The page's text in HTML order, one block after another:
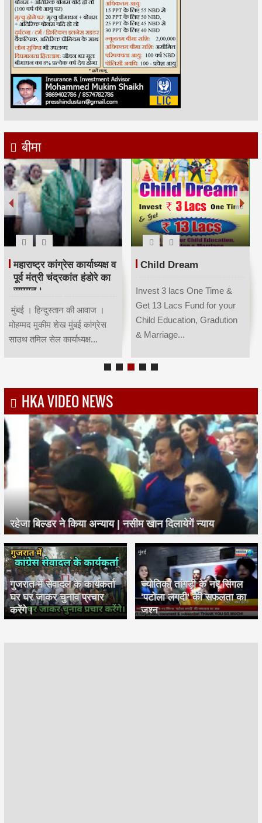
बीमा
महाराष्ट्र कांग्रेस कार्याध्यक्ष व
पूर्व मंत्री चंद्रकांत हंडोरे का
सम्मान।
मुंबई । हिन्दुस्तान की आवाज ।
मोहम्मद मुकीम शेख मुंबई कांग्रेस
साउथ तमिल सेल कार्याध्यक्ष...
Child Dream
Invest 3 lacs One Time &
Get 13 Lacs Fund for your
Child Education, Gradution
& Marriage...
HKA VIDEO NEWS
रहेजा बिल्डर ने किया अन्याय | नसीम खान दिलायेगें न्याय
गुजरात में सेवादल के कार्यकर्ता
घर घर जाकर चुनाव प्रचार
करेंगे।
ज्योतिका तांगड़ी के नए सिंगल
'पटोला लगदी' की सफलता का
जश्न